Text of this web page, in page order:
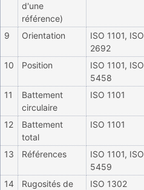
d'une
référence)
9 Orientation
ISO 1101, ISO
2692
10
Position
ISO 1101, ISO
5458
11
Battement
circulaire
ISO 1101
12
Battement
total
ISO 1101
13 Références
ISO 1101, ISO
5459
14
Rugosités de ISO 1302